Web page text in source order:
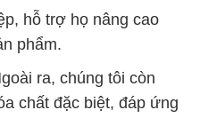
hỗ trợ họ nâng cao
phẩm.
ra, chúng tôi còn
chất đặc biệt, đáp ứng